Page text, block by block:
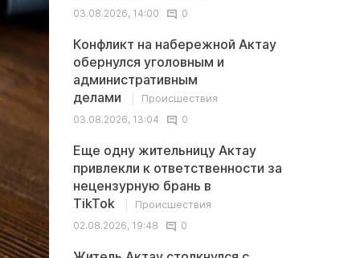
03.08.2026, 14:00
0
Конфликт на набережной Актау
обернулся уголовным и
административным
делами
Происшествия
03.08.2026, 13:04
0
Еще одну жительницу Актау
привлекли к ответственности за
нецензурную брань в
TikTok
Происшествия
02.08.2026, 19:48
0